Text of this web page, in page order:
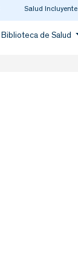
Salud Incluyente
Biblioteca de Salud